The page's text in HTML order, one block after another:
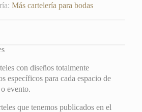
Más cartelería para bodas
con diseños totalmente
específicos para cada espacio de
evento.
que tenemos publicados en el